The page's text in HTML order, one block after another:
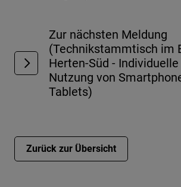
Zur nächsten Meldung
(Technikstammtisch im
Herten-Süd -
Nutzung von
Tablets)
Zurück zur Übersicht